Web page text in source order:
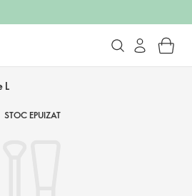
L
STOC EPUIZAT